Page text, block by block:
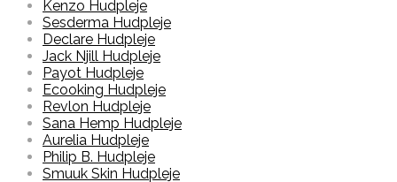
Kenzo Hudpleje
Sesderma Hudpleje
Declare Hudpleje
Jack Njill Hudpleje
Payot Hudpleje
Ecooking Hudpleje
Revlon Hudpleje
Sana Hemp Hudpleje
Aurelia Hudpleje
Philip B. Hudpleje
Smuuk Skin Hudpleje